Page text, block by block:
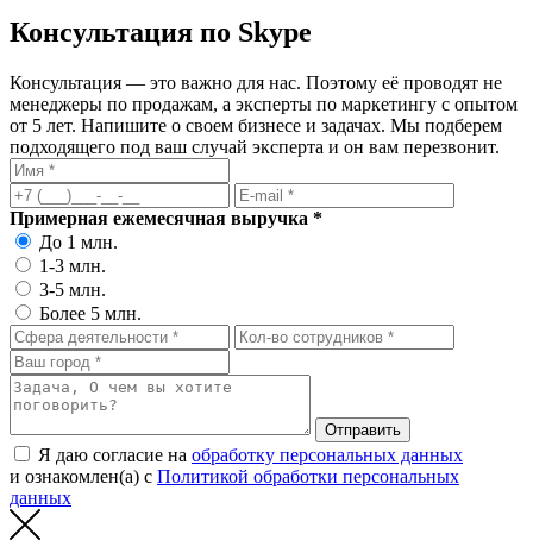
Консультация по Skype
Консультация — это важно для нас. Поэтому её проводят не
менеджеры по продажам, а эксперты по маркетингу с опытом
от 5 лет. Напишите о своем бизнесе и задачах. Мы подберем
подходящего под ваш случай эксперта и он вам перезвонит.
Примерная ежемесячная выручка *
До 1 млн.
1-3 млн.
3-5 млн.
Более 5 млн.
Отправить
Я даю согласие на обработку персональных данных
и ознакомлен(а) с Политикой обработки персональных
данных